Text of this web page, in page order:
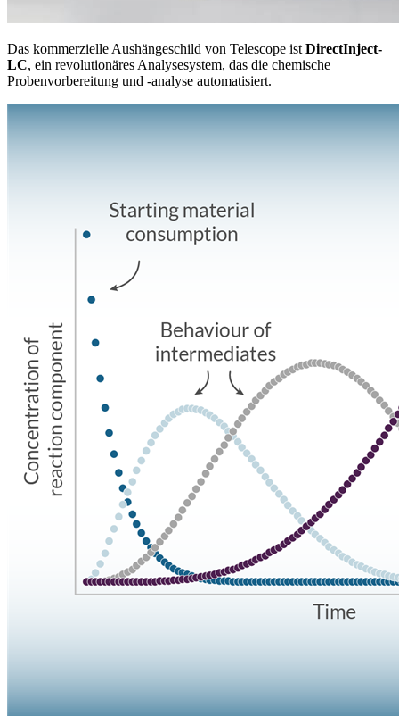
Das kommerzielle Aushängeschild von Telescope ist DirectInject-
LC, ein revolutionäres Analysesystem, das die chemische
Probenvorbereitung und -analyse automatisiert.